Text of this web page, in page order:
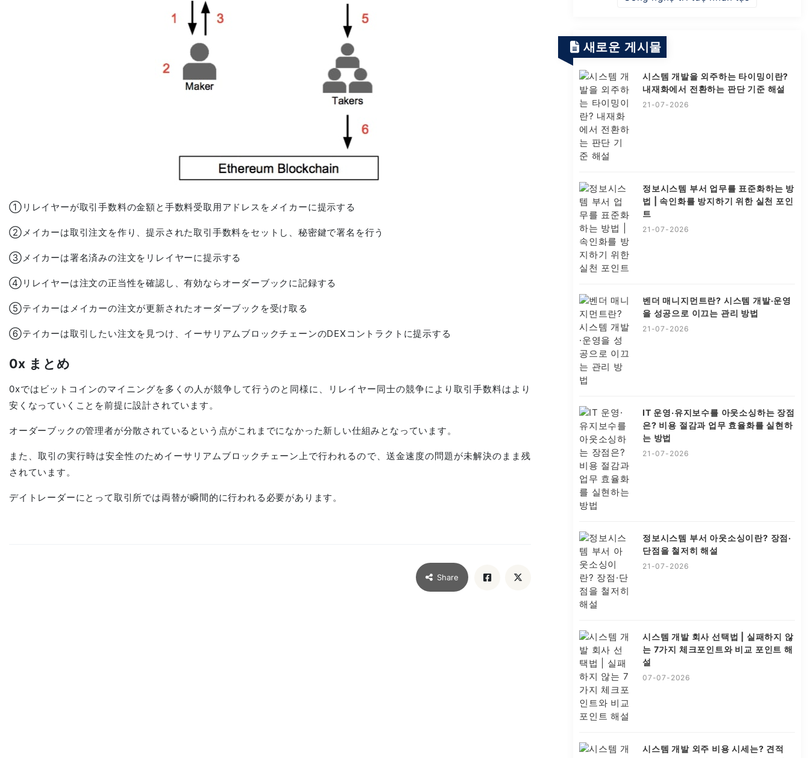
①リレイヤーが取引手数料の金額と手数料受取用アドレスをメイカーに提示する
②メイカーは取引注文を作り、提示された取引手数料をセットし、秘密鍵で署名を行う
③メイカーは署名済みの注文をリレイヤーに提示する
④リレイヤーは注文の正当性を確認し、有効ならオーダーブックに記録する
⑤テイカーはメイカーの注文が更新されたオーダーブックを受け取る
⑥テイカーは取引したい注文を見つけ、イーサリアムブロックチェーンのDEXコントラクトに提示する
0x まとめ
0xではビットコインのマイニングを多くの人が競争して行うのと同様に、リレイヤー同士の競争により取引手数料はより
安くなっていくことを前提に設計されています。
オーダーブックの管理者が分散されているという点がこれまでになかった新しい仕組みとなっています。
また、取引の実行時は安全性のためイーサリアムブロックチェーン上で行われるので、送金速度の問題が未解決のまま残
されています。
デイトレーダーにとって取引所では両替が瞬間的に行われる必要があります。
Share
새로운 게시물
시스템 개발을 외주하는 타이밍이란?
내재화에서 전환하는 판단 기준 해설
21-07-2026
정보시스템 부서 업무를 표준화하는 방
법 | 속인화를 방지하기 위한 실천 포인
트
21-07-2026
벤더 매니지먼트란? 시스템 개발·운영
을 성공으로 이끄는 관리 방법
21-07-2026
IT 운영·유지보수를 아웃소싱하는 장점
은? 비용 절감과 업무 효율화를 실현하
는 방법
21-07-2026
정보시스템 부서 아웃소싱이란? 장점·
단점을 철저히 해설
21-07-2026
시스템 개발 회사 선택법 | 실패하지 않
는 7가지 체크포인트와 비교 포인트 해
설
07-07-2026
시스템 개발 외주 비용 시세는? 견적